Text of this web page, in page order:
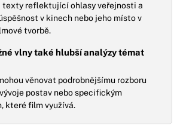
texty reflektující ohlasy veřejnosti a
v kinech nebo jeho místo v
tvorbě.
vlny také hlubší analýzy témat
věnovat podrobnějšímu rozboru
postav nebo specifickým
které film využívá.